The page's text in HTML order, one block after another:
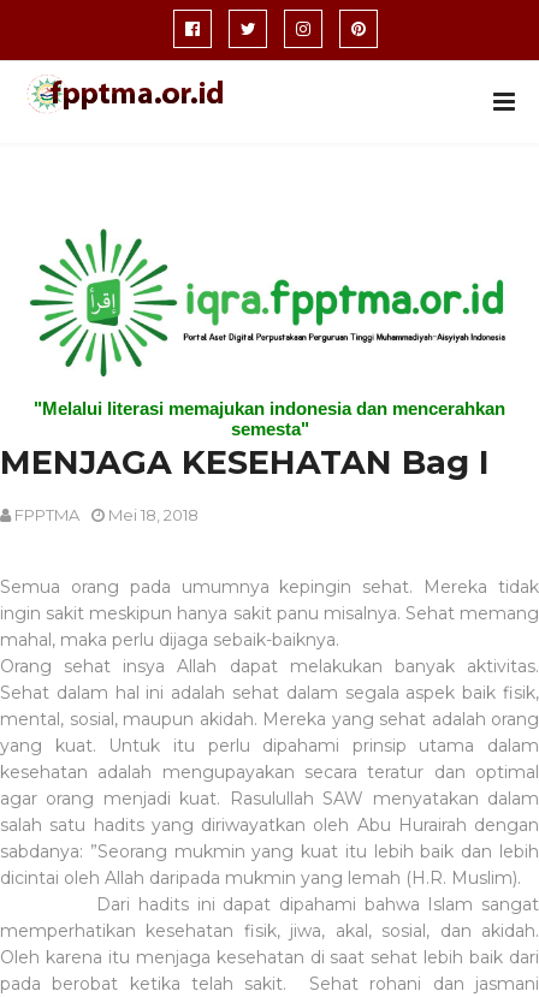
"Melalui literasi memajukan indonesia dan mencerahkan
semesta"
MENJAGA KESEHATAN Bag I
FPPTMA Mei 18, 2018
Semua orang pada umumnya kepingin sehat. Mereka tidak
ingin sakit meskipun hanya sakit panu misalnya. Sehat memang
mahal, maka perlu dijaga sebaik-baiknya.
Orang sehat insya Allah dapat melakukan banyak aktivitas.
Sehat dalam hal ini adalah sehat dalam segala aspek baik fisik,
mental, sosial, maupun akidah. Mereka yang sehat adalah orang
yang kuat. Untuk itu perlu dipahami prinsip utama dalam
kesehatan adalah mengupayakan secara teratur dan optimal
agar orang menjadi kuat. Rasulullah SAW menyatakan dalam
salah satu hadits yang diriwayatkan oleh Abu Hurairah dengan
sabdanya: ”Seorang mukmin yang kuat itu lebih baik dan lebih
dicintai oleh Allah daripada mukmin yang lemah (H.R. Muslim).
Dari hadits ini dapat dipahami bahwa Islam sangat
memperhatikan kesehatan fisik, jiwa, akal, sosial, dan akidah.
Oleh karena itu menjaga kesehatan di saat sehat lebih baik dari
pada berobat ketika telah sakit.
Sehat rohani dan jasmani